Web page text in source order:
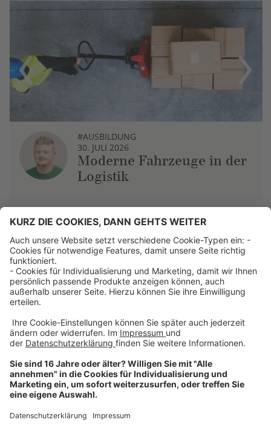
Previous
#AUSBILDUNG
30. JULI 2026
Moderne Fahrzeuge in der
Logistik
Next
Über uns
Dehner Unternehmen
Jobs bei Dehner